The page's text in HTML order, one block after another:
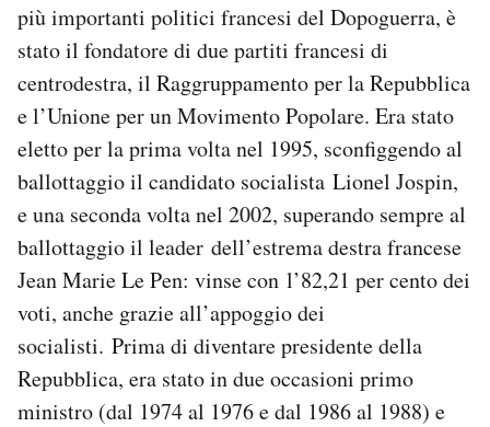
SHOP
CALENDARIO
AREA PERSONALE
Area Personale
Newsletter
Notifiche mobile
Regala il Post
più importanti politici francesi del Dopoguerra, è
stato il fondatore di due partiti francesi di
centrodestra, il Raggruppamento per la Repubblica
e l’Unione per un Movimento Popolare. Era stato
eletto per la prima volta nel 1995, sconfiggendo al
ballottaggio il candidato socialista Lionel Jospin,
e una seconda volta nel 2002, superando sempre al
ballottaggio il leader dell’estrema destra francese
Jean Marie Le Pen: vinse con l’82,21 per cento dei
voti, anche grazie all’appoggio dei
socialisti. Prima di diventare presidente della
Repubblica, era stato in due occasioni primo
ministro (dal 1974 al 1976 e dal 1986 al 1988) e